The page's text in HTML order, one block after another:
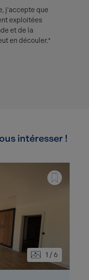
j'accepte que
exploitées
et de la
en découler.*
intéresser !
1 / 6